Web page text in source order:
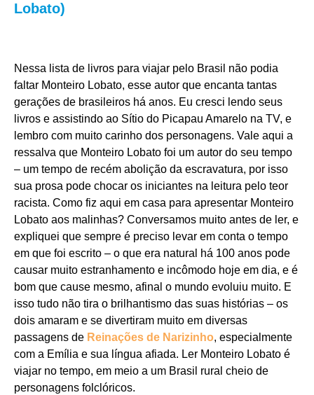
Lobato)
Nessa lista de livros para viajar pelo Brasil não podia
faltar Monteiro Lobato, esse autor que encanta tantas
gerações de brasileiros há anos. Eu cresci lendo seus
livros e assistindo ao Sítio do Picapau Amarelo na TV, e
lembro com muito carinho dos personagens. Vale aqui a
ressalva que Monteiro Lobato foi um autor do seu tempo
– um tempo de recém abolição da escravatura, por isso
sua prosa pode chocar os iniciantes na leitura pelo teor
racista. Como fiz aqui em casa para apresentar Monteiro
Lobato aos malinhas? Conversamos muito antes de ler, e
expliquei que sempre é preciso levar em conta o tempo
em que foi escrito – o que era natural há 100 anos pode
causar muito estranhamento e incômodo hoje em dia, e é
bom que cause mesmo, afinal o mundo evoluiu muito. E
isso tudo não tira o brilhantismo das suas histórias – os
dois amaram e se divertiram muito em diversas
passagens de Reinações de Narizinho, especialmente
com a Emília e sua língua afiada. Ler Monteiro Lobato é
viajar no tempo, em meio a um Brasil rural cheio de
personagens folclóricos.